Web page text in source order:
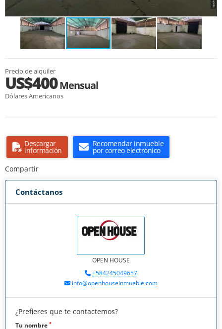
Precio de alquiler
US$400Mensual
Dólares Americanos
Descargar
información
Recomendar inmueble
por correo electrónico
Compartir
Contáctanos
OPEN HOUSE
+584245049657
info@openhouseinmueble.com
¿Prefieres que te contactemos?
Tu nombre *